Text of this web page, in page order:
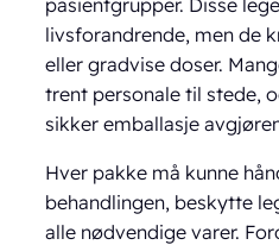
livsforandrende, men de
eller gradvise doser.
trent personale til stede,
sikker emballasje
Hver pakke må kunne
behandlingen, beskytte
alle nødvendige varer.